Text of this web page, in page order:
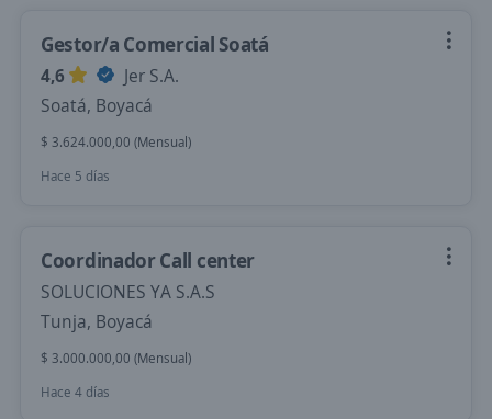
Gestor/a Comercial Soatá
4,6
Jer S.A.
Soatá, Boyacá
$ 3.624.000,00 (Mensual)
Hace 5 días
Coordinador Call center
SOLUCIONES YA S.A.S
Tunja, Boyacá
$ 3.000.000,00 (Mensual)
Hace 4 días